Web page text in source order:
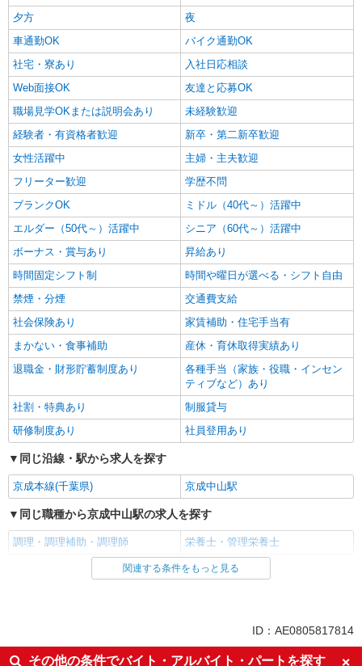
夕方
夜
車通勤OK
バイク通勤OK
社宅・寮あり
入社日応相談
Web面接OK
友達と応募OK
職場見学OKまたは説明会あり
未経験歓迎
経験者・有資格者歓迎
新卒・第二新卒歓迎
女性活躍中
主婦・主夫歓迎
フリーター歓迎
学歴不問
ブランクOK
ミドル（40代～）活躍中
エルダー（50代～）活躍中
シニア（60代～）活躍中
ボーナス・賞与あり
昇給あり
時間固定シフト制
時間や曜日が選べる・シフト自由
禁煙・分煙
交通費支給
社会保険あり
家賃補助・住宅手当有
まかない・食事補助
産休・育休取得実績あり
退職金・財形貯蓄制度あり
各種手当（家族・役職・インセン
ティブなど）あり
社割・特典あり
制服貸与
研修制度あり
社員登用あり
同じ沿線・駅から求人を探す
京成本線(千葉県) 京成中山駅
同じ職種から京成中山駅の求人を探す
調理・調理補助・調理師 栄養士・管理栄養士
同じ雇用形態から京成中山駅の求人を探す
朝
昼
関連する条件をもっと見る
ID：AE0805817814
その他の条件でバイト・アルバイト・パートを探す